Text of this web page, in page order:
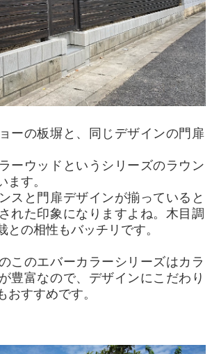
ーの板塀と、同じデザインの門扉
ーウッドというシリーズのラウン
ます。
スと門扉デザインが揃っていると
れた印象になりますよね。木目調
との相性もバッチリです。
このエバーカラーシリーズはカラ
豊富なので、デザインにこだわり
おすすめです。